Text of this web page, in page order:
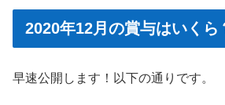
2020年12月の賞与はいくら
早速公開します！以下の通りです。